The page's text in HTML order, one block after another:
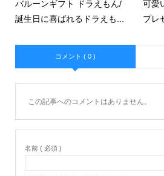
バルーンギフト ドラえもん/
誕生日に喜ばれるドラえも...
可愛
プレ
コメント ( 0 )
この記事へのコメントはありません。
名前 ( 必須 )